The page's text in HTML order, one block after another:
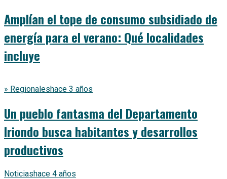
Amplían el tope de consumo subsidiado de
energía para el verano: Qué localidades
incluye
» Regionaleshace 3 años
Un pueblo fantasma del Departamento
Iriondo busca habitantes y desarrollos
productivos
Noticiashace 4 años